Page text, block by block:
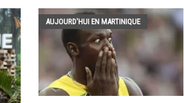
AUJOURD'HUI EN MARTINIQUE